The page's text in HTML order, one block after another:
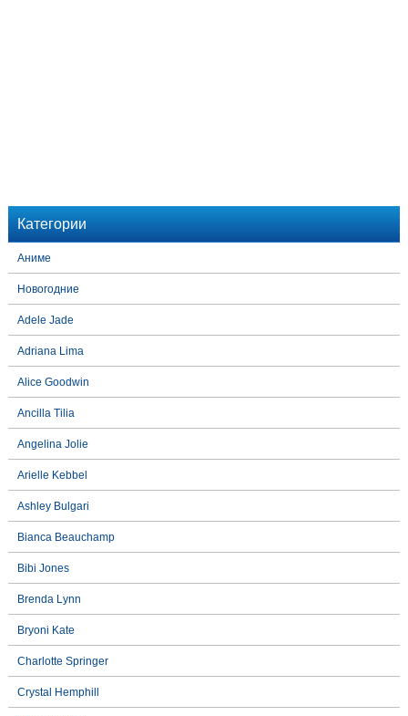
Категории
Аниме
Новогодние
Adele Jade
Adriana Lima
Alice Goodwin
Ancilla Tilia
Angelina Jolie
Arielle Kebbel
Ashley Bulgari
Bianca Beauchamp
Bibi Jones
Brenda Lynn
Bryoni Kate
Charlotte Springer
Crystal Hemphill